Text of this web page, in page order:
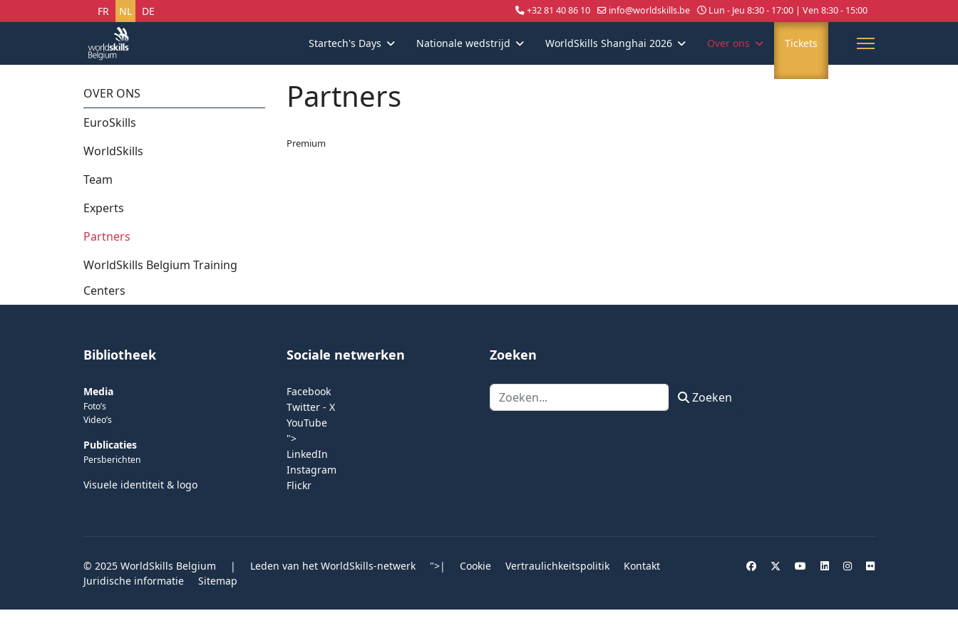
Selecteer uw taal
FR NL DE +32 81 40 86 10 info@worldskills.be Lun - Jeu 8:30 - 17:00 | Ven 8:30 - 15:00
Startech's Days Nationale wedstrijd WorldSkills Shanghai 2026 Over ons Tickets
OVER ONS
EuroSkills
WorldSkills
Team
Experts
Partners
WorldSkills Belgium Training
Centers
Partners
Premium
Bibliotheek
Media
Foto’s
Video’s
Publicaties
Persberichten
Visuele identiteit & logo
Sociale netwerken
Facebook
Twitter - X
YouTube
">
LinkedIn
Instagram
Flickr
Zoeken
Zoeken Zoeken
© 2025 WorldSkills Belgium | Leden van het WorldSkills-netwerk ">| Cookie Vertraulichkeitspolitik
Kontakt
Juridische informatie
Sitemap